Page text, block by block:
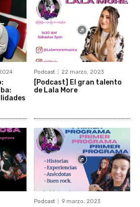
Podcast 22 marzo, 2023
[Podcast] El gran talento
de Lala More
Podcast 9 marzo, 2023